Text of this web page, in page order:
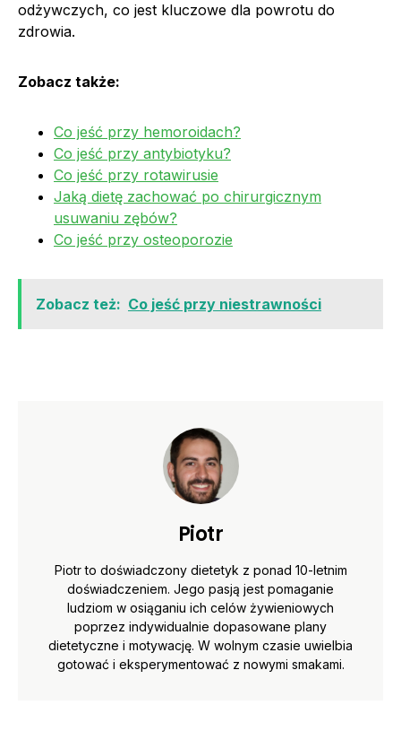
odżywczych, co jest kluczowe dla powrotu do
zdrowia.
Zobacz także:
Co jeść przy hemoroidach?
Co jeść przy antybiotyku?
Co jeść przy rotawirusie
Jaką dietę zachować po chirurgicznym
usuwaniu zębów?
Co jeść przy osteoporozie
Zobacz też: Co jeść przy niestrawności
Piotr
Piotr to doświadczony dietetyk z ponad 10-letnim
doświadczeniem. Jego pasją jest pomaganie
ludziom w osiąganiu ich celów żywieniowych
poprzez indywidualnie dopasowane plany
dietetyczne i motywację. W wolnym czasie uwielbia
gotować i eksperymentować z nowymi smakami.